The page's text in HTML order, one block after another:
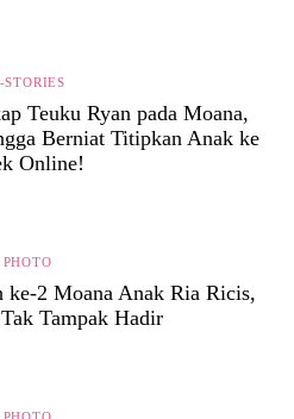
STORIES
Teuku Ryan pada Moana,
Berniat Titipkan Anak ke
Online!
PHOTO
ke-2 Moana Anak Ria Ricis,
Tampak Hadir